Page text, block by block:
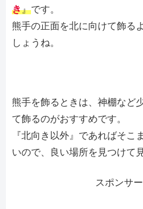
き』です。
熊手の正面を北に向けて飾る
しょうね。
熊手を飾るときは、神棚など
て飾るのがおすすめです。
『北向き以外』であればそこ
いので、良い場所を見つけて
スポンサ